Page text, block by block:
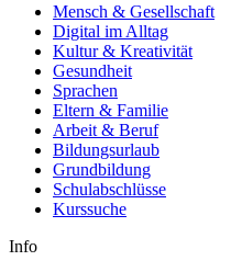
Mensch & Gesellschaft
Digital im Alltag
Kultur & Kreativität
Gesundheit
Sprachen
Eltern & Familie
Arbeit & Beruf
Bildungsurlaub
Grundbildung
Schulabschlüsse
Kurssuche
Info